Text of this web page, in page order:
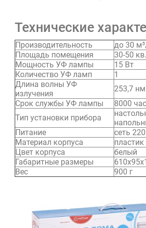
Технические
Производительность
до 30
Площадь помещения
30-50
Мощность УФ лампы
15 Вт
Количество УФ ламп
1
Длина волны УФ
излучения
253,7 нм
Срок службы УФ лампы
8000
Тип установки прибора
Питание
сеть
Материал корпуса
пластик
Цвет корпуса
белый
Габаритные размеры
Вес
900 г